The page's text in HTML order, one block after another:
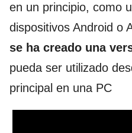
en un principio, como
dispositivos Android o
se ha creado una
pueda ser utilizado
principal en una PC